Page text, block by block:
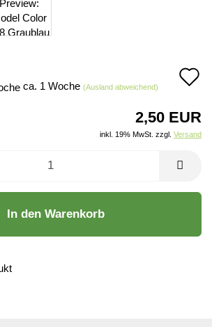
ca. 1 Woche (Ausland abweichend)
2,50 EUR
inkl. 19% MwSt. zzgl. Versand
In den Warenkorb